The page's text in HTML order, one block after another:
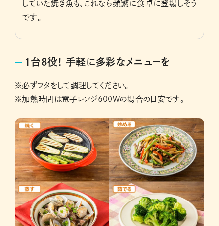
していた焼き魚も、これなら頻繁に食卓に登場しそう
です。
1台8役！ 手軽に多彩なメニューを
※必ずフタをして調理してください。
※加熱時間は電子レンジ600Wの場合の目安です。